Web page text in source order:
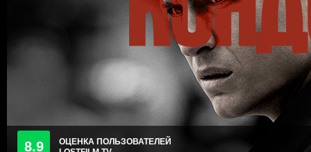
8.9
ОЦЕНКА ПОЛЬЗОВАТЕЛЕЙ